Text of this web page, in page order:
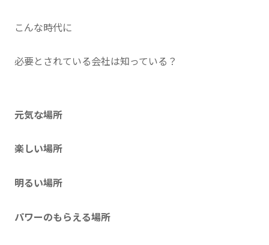
こんな時代に
必要とされている会社は知っている？
元気な場所
楽しい場所
明るい場所
パワーのもらえる場所